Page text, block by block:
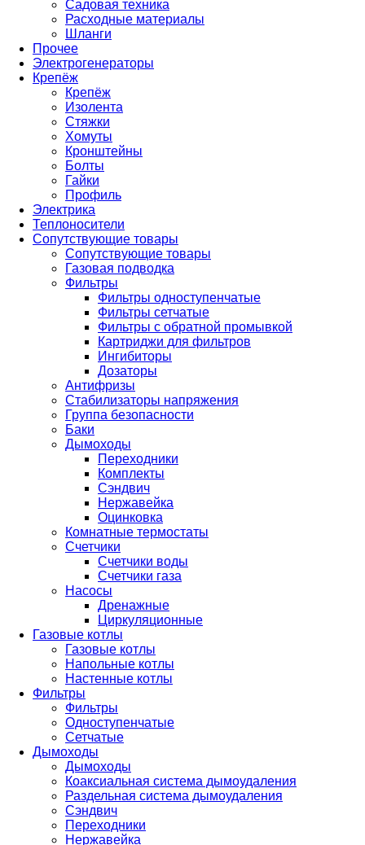
Садовая техника
Расходные материалы
Шланги
Прочее
Электрогенераторы
Крепёж
Крепёж
Изолента
Стяжки
Хомуты
Кронштейны
Болты
Гайки
Профиль
Электрика
Теплоносители
Сопутствующие товары
Сопутствующие товары
Газовая подводка
Фильтры
Фильтры одноступенчатые
Фильтры сетчатые
Фильтры с обратной промывкой
Картриджи для фильтров
Ингибиторы
Дозаторы
Антифризы
Стабилизаторы напряжения
Группа безопасности
Баки
Дымоходы
Переходники
Комплекты
Сэндвич
Нержавейка
Оцинковка
Комнатные термостаты
Счетчики
Счетчики воды
Счетчики газа
Насосы
Дренажные
Циркуляционные
Газовые котлы
Газовые котлы
Напольные котлы
Настенные котлы
Фильтры
Фильтры
Одноступенчатые
Сетчатые
Дымоходы
Дымоходы
Коаксиальная система дымоудаления
Раздельная система дымоудаления
Сэндвич
Переходники
Нержавейка